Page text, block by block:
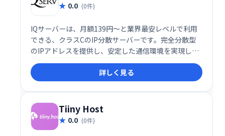
0.0 (0件)
IQサーバーは、月額139円〜と業界最安レベルで利用
できる、クラスCのIP分散サーバーです。完全分散型
のIPアドレスを提供し、安定した通信環境を実現しま
す。コストを抑えつつ、高品質なサーバー環境をお求
めの方におすすめです。詳しく見る
Tiiny Host
0.0 (0件)